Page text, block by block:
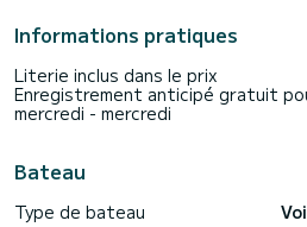
Informations pratiques
Literie inclus dans le prix
Enregistrement anticipé gratuit
mercredi - mercredi
Bateau
Type de bateau